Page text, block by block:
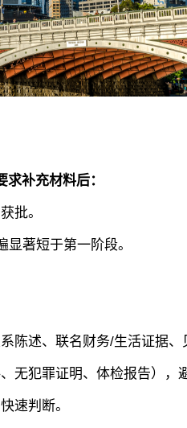
补充材料后：
批。
著短于第一阶段。
述、联名财务/生活证据、
犯罪证明、体检报告），避
速判断。